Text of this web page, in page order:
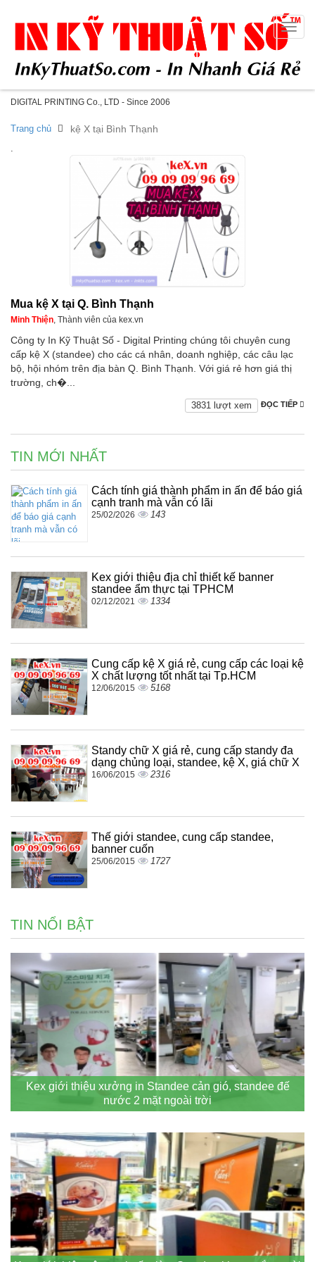
DIGITAL PRINTING Co., LTD - Since 2006
Toggle
Trang chủ kệ X tại Bình Thạnh
.
Mua kệ X tại Q. Bình Thạnh
Minh Thiện, Thành viên của kex.vn
Công ty In Kỹ Thuật Số - Digital Printing chúng tôi chuyên cung
cấp kệ X (standee) cho các cá nhân, doanh nghiệp, các câu lạc
bộ, hội nhóm trên địa bàn Q. Bình Thạnh. Với giá rẻ hơn giá thị
trường, ch�...
ĐỌC TIẾP
3831 lượt xem
TIN MỚI NHẤT
Cách tính giá thành phẩm in ấn để báo giá
cạnh tranh mà vẫn có lãi
25/02/2026 143
Kex giới thiệu địa chỉ thiết kế banner
standee ẩm thực tại TPHCM
02/12/2021 1334
Cung cấp kệ X giá rẻ, cung cấp các loại kệ
X chất lượng tốt nhất tại Tp.HCM
12/06/2015 5168
Standy chữ X giá rẻ, cung cấp standy đa
dạng chủng loại, standee, kệ X, giá chữ X
16/06/2015 2316
Thế giới standee, cung cấp standee,
banner cuốn
25/06/2015 1727
TIN NỔI BẬT
Kex giới thiệu xưởng in Standee cản gió, standee đế
nước 2 mặt ngoài trời